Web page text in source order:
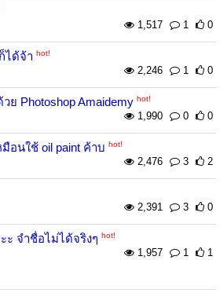
1,517 1 0
ได้จ้า hot!
2,246 1 0
Photoshop Amaidemy hot!
1,990 0 0
อนใช้ oil paint ค้าบ hot!
2,476 3 2
2,391 3 0
ะ จำชื่อไม่ได้จริงๆ hot!
1,957 1 1